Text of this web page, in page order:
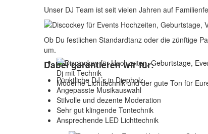
Dj mit Technik
Moderne Lichttechnik und der gute Ton für
Unser DJ Team ist seit vielen Jahren auf
Ob Du festlichen Standardtanz oder die zünftige
um.
Dabei garantieren wir für:
Pünktliche DJ´s in Diepholz
Angepasste Musikauswahl
Stilvolle und dezente Moderation
Sehr gut klingende Tontechnik
Ansprechende LED Lichttechnik